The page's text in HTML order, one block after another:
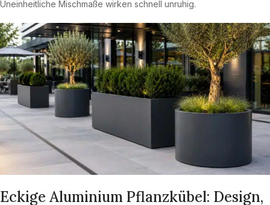
Uneinheitliche Mischmaße wirken schnell unruhig.
Eckige Aluminium Pflanzkübel: Design,